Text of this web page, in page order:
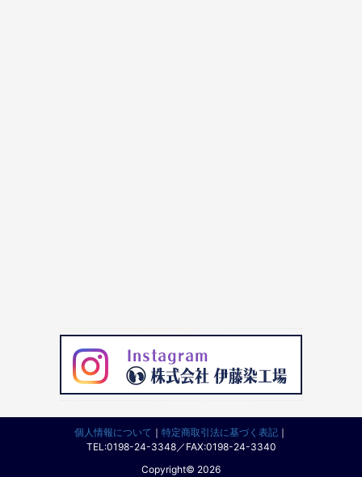
個人情報について ｜ 特定商取引法に基づく表記 ｜
TEL:0198-24-3348／FAX:0198-24-3340
Copyright© 2026